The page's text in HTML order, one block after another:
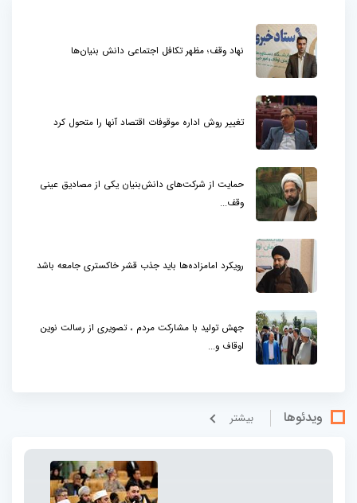
نهاد وقف؛ مظهر تکافل اجتماعی دانش بنیان‌ها
تغییر روش اداره موقوفات اقتصاد آنها را متحول کرد
حمایت از شرکت‌های دانش‌بنیان یکی از مصادیق عینی
وقف...
رویکرد امامزاده‌ها باید جذب قشر خاکستری جامعه باشد
جهش تولید با مشارکت مردم ، تصویری از رسالت نوین
اوقاف و...
ویدئوها بيشتر